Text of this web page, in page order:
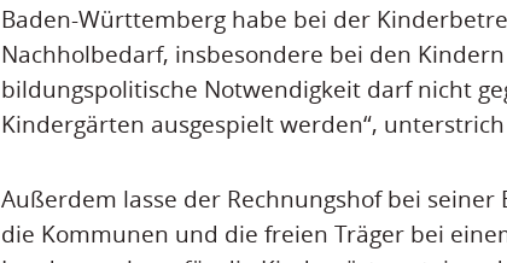
Baden-Württemberg habe bei der
Nachholbedarf, insbesondere bei den
bildungspolitische Notwendigkeit darf nicht
Kindergärten ausgespielt werden“,
Außerdem lasse der Rechnungshof bei
die Kommunen und die freien Träger bei